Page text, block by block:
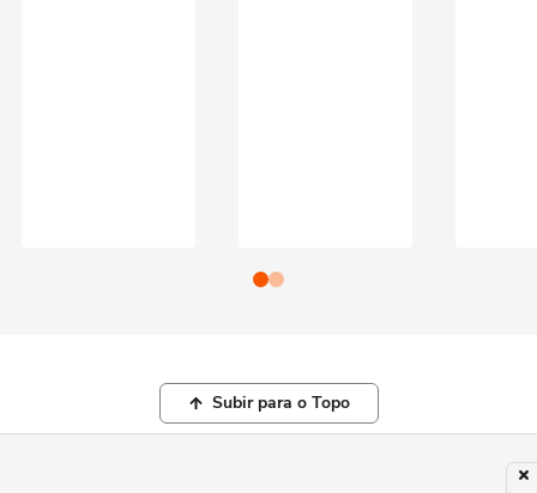
Subir para o Topo